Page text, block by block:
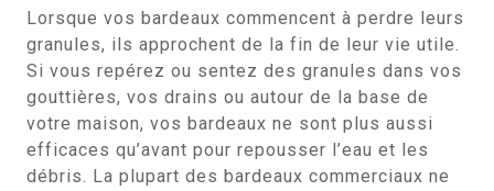
Lorsque vos bardeaux commencent à perdre leurs
granules, ils approchent de la fin de leur vie utile.
Si vous repérez ou sentez des granules dans vos
gouttières, vos drains ou autour de la base de
votre maison, vos bardeaux ne sont plus aussi
efficaces qu’avant pour repousser l’eau et les
débris. La plupart des bardeaux commerciaux ne